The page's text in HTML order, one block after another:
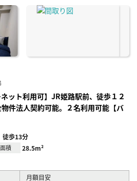
ット利用可】JR姫路駅前、徒歩１２
件法人契約可能。２名利用可能【バ
徒歩13分
面積 28.5m²
月額目安